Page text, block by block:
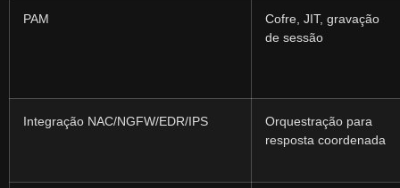
PAM
Cofre, JIT, gravação
de sessão
Integração NAC/NGFW/EDR/IPS
Orquestração para
resposta coordenada